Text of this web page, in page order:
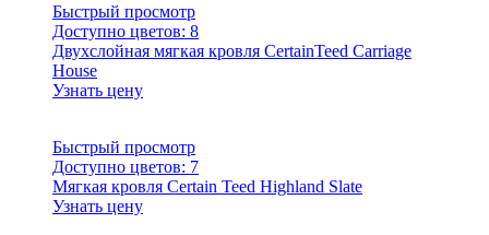
Быстрый просмотр
Доступно цветов: 8
Двухслойная мягкая кровля CertainTeed Carriage
House
Узнать цену
Быстрый просмотр
Доступно цветов: 7
Мягкая кровля Certain Teed Highland Slate
Узнать цену